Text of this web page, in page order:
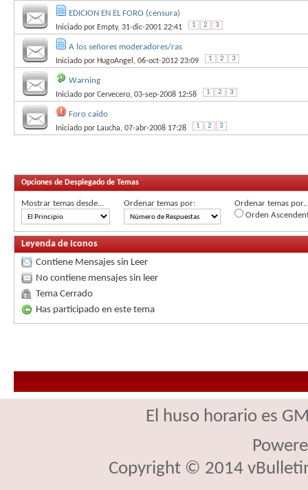
EDICION EN EL FORO (censura)
Iniciado por Empty, 31-dic-2001 22:41 1 2 3
A los señores moderadores/ras
Iniciado por HugoAngel , 06-oct-2012 23:09 1 2 3
Warning
Iniciado por Cervecero, 03-sep-2008 12:58 1 2 3
Foro caido
Iniciado por Laucha, 07-abr-2008 17:28 1 2 3
Opciones de Desplegado de Temas
Mostrar temas desde... Ordenar temas por:
Ordenar temas
Orden
Leyenda de Iconos
Contiene Mensajes sin Leer
No contiene mensajes sin leer
Tema Cerrado
Has participado en este tema
El huso horario es
Copyright © 2014